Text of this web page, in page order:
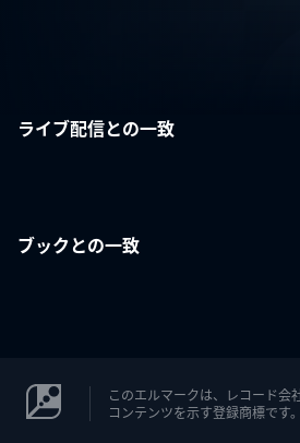
ライブ配信との一致
ブックとの一致
このエルマークは、レコード会
コンテンツを示す登録商標です